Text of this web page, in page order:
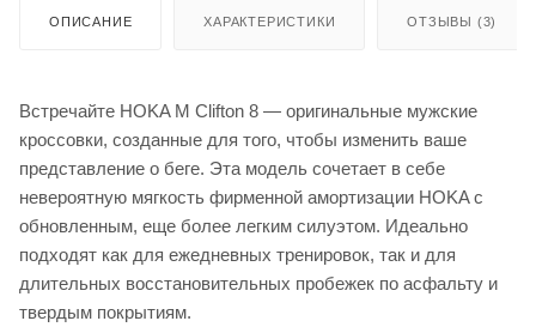
ОПИСАНИЕ ХАРАКТЕРИСТИКИ ОТЗЫВЫ (3)
Встречайте HOKA M Clifton 8 — оригинальные мужские
кроссовки, созданные для того, чтобы изменить ваше
представление о беге. Эта модель сочетает в себе
невероятную мягкость фирменной амортизации HOKA с
обновленным, еще более легким силуэтом. Идеально
подходят как для ежедневных тренировок, так и для
длительных восстановительных пробежек по асфальту и
твердым покрытиям.